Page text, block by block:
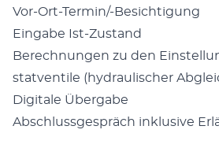
Vor-Ort-Ter­min/-Besich­ti­gung
Ein­ga­be Ist-Zustand
Berech­nun­gen zu den
stat­ven­ti­le (hydrau­li­scher
Digi­ta­le Übergabe
Abschluss­ge­spräch inklu­si­ve